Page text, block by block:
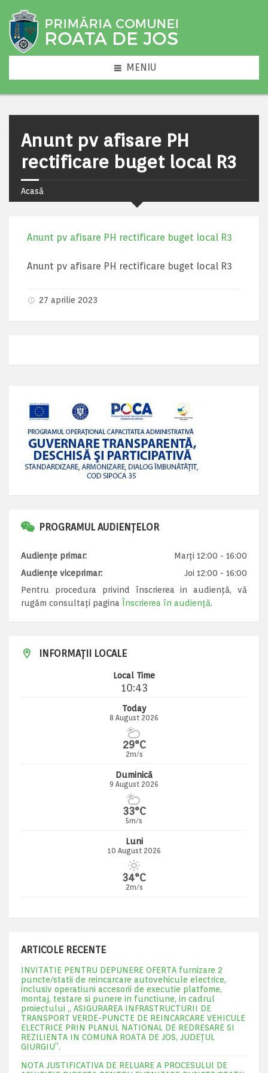
MENIU
Anunt pv afisare PH
rectificare buget local R3
Acasă
Anunt pv afisare PH rectificare buget local R3
Anunt pv afisare PH rectificare buget local R3
27 aprilie 2023
PROGRAMUL AUDIENȚELOR
Audiențe primar:
Marți 12:00 - 16:00
Audiențe viceprimar:
Joi 12:00 - 16:00
Pentru procedura privind înscrierea in audiență, vă
rugăm consultați pagina Înscrierea în audiență.
INFORMAȚII LOCALE
Local Time
10:43
Today
8 August 2026
29°C
2m/s
Duminică
9 August 2026
33°C
5m/s
Luni
10 August 2026
34°C
2m/s
ARTICOLE RECENTE
INVITATIE PENTRU DEPUNERE OFERTA furnizare 2
puncte/statii de reincarcare autovehicule electrice,
inclusiv operatiuni accesorii de executie platfome,
montaj, testare si punere in functiune, in cadrul
proiectului „ ASIGURAREA INFRASTRUCTURII DE
TRANSPORT VERDE-PUNCTE DE REINCARCARE VEHICULE
ELECTRICE PRIN PLANUL NATIONAL DE REDRESARE SI
REZILIENTA IN COMUNA ROATA DE JOS, JUDEŢUL
GIURGIU”.
NOTA JUSTIFICATIVA DE RELUARE A PROCESULUI DE